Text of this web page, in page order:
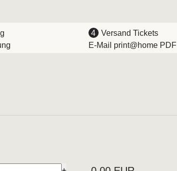
4
Versand Tickets
E-Mail print@home PDF